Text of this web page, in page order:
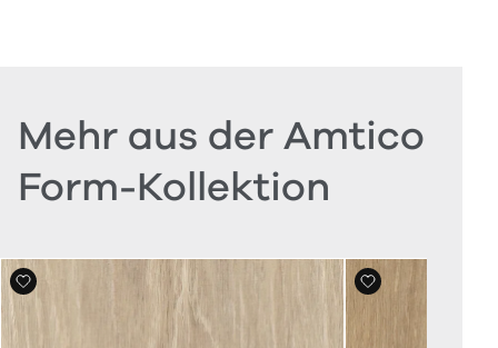
Mehr aus der Amtico
Form-Kollektion